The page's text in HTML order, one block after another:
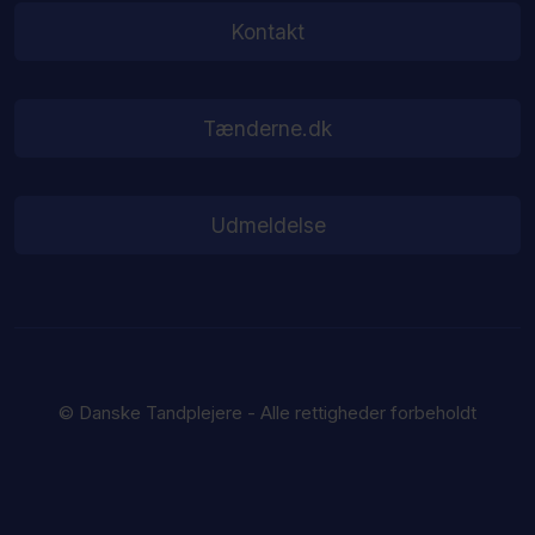
Kontakt
Tænderne.dk
Udmeldelse
© Danske Tandplejere - Alle rettigheder forbeholdt